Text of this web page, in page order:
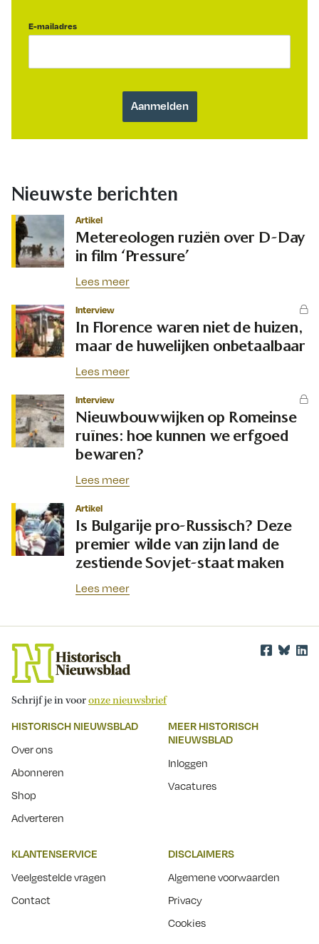
E-mailadres
Nieuwste berichten
Artikel
Metereologen ruziën over D-Day
in film ‘Pressure’
Lees meer
Interview
In Florence waren niet de huizen,
maar de huwelijken onbetaalbaar
Lees meer
Interview
Nieuwbouwwijken op Romeinse
ruïnes: hoe kunnen we erfgoed
bewaren?
Lees meer
Artikel
Is Bulgarije pro-Russisch? Deze
premier wilde van zijn land de
zestiende Sovjet-staat maken
Lees meer
Schrijf je in vooronze nieuwsbrief
HISTORISCH NIEUWSBLAD
Over ons
Abonneren
Shop
Adverteren
MEER HISTORISCH
NIEUWSBLAD
Inloggen
Vacatures
KLANTENSERVICE
Veelgestelde vragen
Contact
DISCLAIMERS
Algemene voorwaarden
Privacy
Cookies